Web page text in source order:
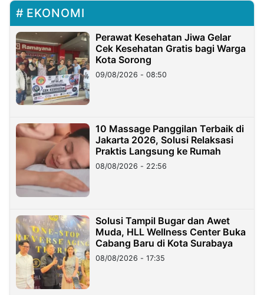
EKONOMI
Perawat Kesehatan Jiwa Gelar
Cek Kesehatan Gratis bagi Warga
Kota Sorong
09/08/2026 - 08:50
10 Massage Panggilan Terbaik di
Jakarta 2026, Solusi Relaksasi
Praktis Langsung ke Rumah
08/08/2026 - 22:56
Solusi Tampil Bugar dan Awet
Muda, HLL Wellness Center Buka
Cabang Baru di Kota Surabaya
08/08/2026 - 17:35